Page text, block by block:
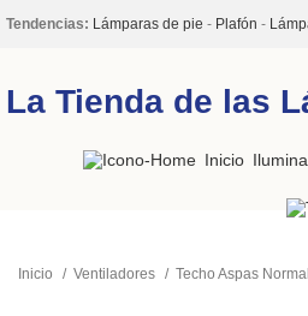
Tendencias: Lámparas de pie - Plafón -
La Tienda de las
Inicio
Inicio Ventiladores Techo Aspas